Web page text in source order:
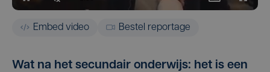
Embed video Bestel reportage
Wat na het secundair onderwijs: het is een